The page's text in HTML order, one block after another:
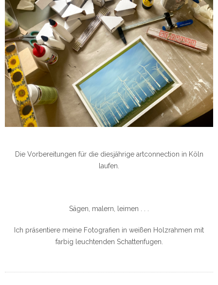
Die Vorbereitungen für die diesjährige artconnection in Köln
laufen.
Sägen, malern, leimen . . .
Ich präsentiere meine Fotografien in weißen Holzrahmen mit
farbig leuchtenden Schattenfugen.